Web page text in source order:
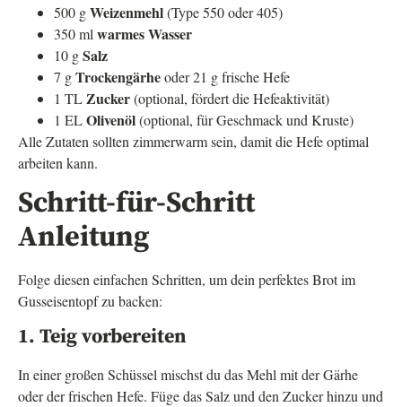
500 gWeizenmehl(Type 550 oder 405)
350 ml warmes Wasser
10 gSalz
7 gTrockengärheoder 21 g frische Hefe
1 TL Zucker(optional, fördert die Hefeaktivität)
1 ELOlivenöl(optional, für Geschmack und Kruste)
Alle Zutaten sollten zimmerwarm sein, damit die Hefe optimal
arbeiten kann.
Schritt-für-Schritt
Anleitung
Folge diesen einfachen Schritten, um dein perfektes Brot im
Gusseisentopf zu backen:
1. Teig vorbereiten
In einer großen Schüssel mischst du das Mehl mit der Gärhe
oder der frischen Hefe. Füge das Salz und den Zucker hinzu und